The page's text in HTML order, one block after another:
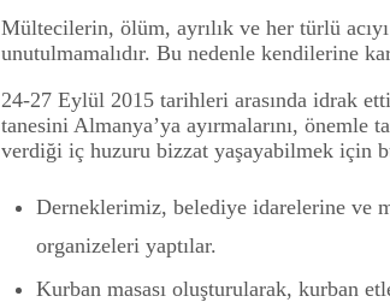
Mültecilerin, ölüm, ayrılık ve her türlü
unutulmamalıdır. Bu nedenle kendilerine
24-27 Eylül 2015 tarihleri arasında idrak
tanesini Almanya’ya ayırmalarını,
verdiği iç huzuru bizzat yaşayabilmek için
Derneklerimiz, belediye idarelerine ve
organizeleri yaptılar.
Kurban masası oluşturularak, kurban